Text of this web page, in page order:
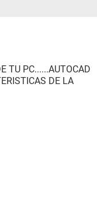
TU PC......AUTOCAD
DE LA